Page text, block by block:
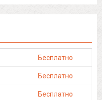
Бесплатно
Бесплатно
Бесплатно